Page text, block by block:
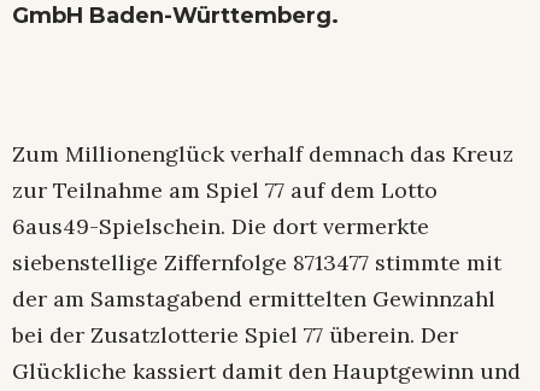
GmbH Baden-Württemberg.
Zum Millionenglück verhalf demnach das Kreuz
zur Teilnahme am Spiel 77 auf dem Lotto
6aus49-Spielschein. Die dort vermerkte
siebenstellige Ziffernfolge 8713477 stimmte mit
der am Samstagabend ermittelten Gewinnzahl
bei der Zusatzlotterie Spiel 77 überein. Der
Glückliche kassiert damit den Hauptgewinn und